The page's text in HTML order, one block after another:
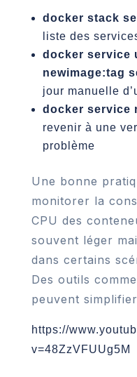
docker stack
liste des
docker service
newimage:tag
jour manuelle
docker service
revenir à une
problème
Une bonne
monitorer la
CPU des
souvent léger
dans certains
Des outils
peuvent
https://
v=48ZzVFUUg5M